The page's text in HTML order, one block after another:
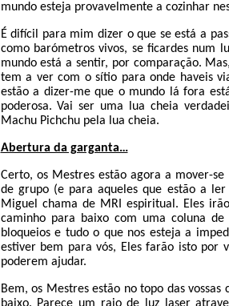
mundo esteja provavelmente a cozinhar
É difícil para mim dizer o que se está a
como barómetros vivos, se ficardes num
mundo está a sentir, por comparação.
tem a ver com o sítio para onde haveis
estão a dizer-me que o mundo lá fora
poderosa. Vai ser uma lua cheia
Machu Pichchu pela lua cheia.
Abertura da garganta…
Certo, os Mestres estão agora a mover-
de grupo (e para aqueles que estão a
Miguel chama de MRI espiritual. Eles
caminho para baixo com uma coluna
bloqueios e tudo o que nos esteja a
estiver bem para vós, Eles farão isto por
poderem ajudar.
Bem, os Mestres estão no topo das